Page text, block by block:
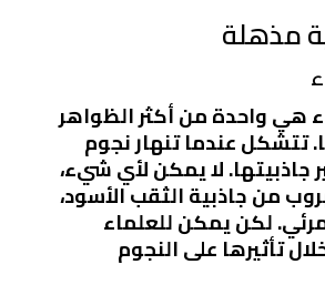
مذهلة
هي واحدة من أكثر الظواهر
تتشكل عندما تنهار نجوم
جاذبيتها. لا يمكن لأي شيء،
من جاذبية الثقب الأسود،
لكن يمكن للعلماء
تأثيرها على النجوم